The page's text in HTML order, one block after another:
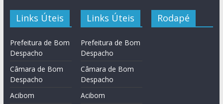
Links Úteis
Prefeitura de Bom
Despacho
Câmara de Bom
Despacho
Acibom
Links Úteis
Prefeitura de Bom
Despacho
Câmara de Bom
Despacho
Acibom
Rodapé